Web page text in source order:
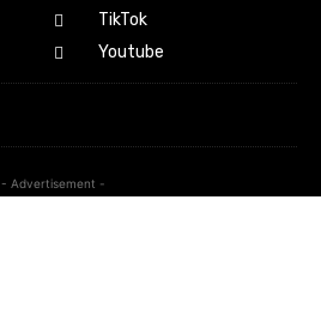
TikTok
Youtube
- Advertisement -